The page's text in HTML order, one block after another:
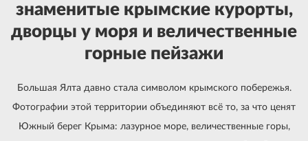
знаменитые крымские курорты,
дворцы у моря и величественные
горные пейзажи
Большая Ялта давно стала символом крымского побережья.
Фотографии этой территории объединяют всё то, за что ценят
Южный берег Крыма: лазурное море, величественные горы,